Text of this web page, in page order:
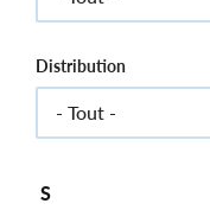
Distribution
S